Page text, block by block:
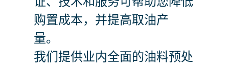
购置成本，并提高取油产
量。
我们提供业内全面的油料预处